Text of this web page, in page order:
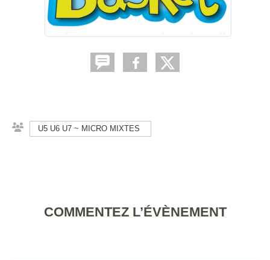
U5 U6 U7 ~ MICRO MIXTES
COMMENTEZ L’ÉVÈNEMENT